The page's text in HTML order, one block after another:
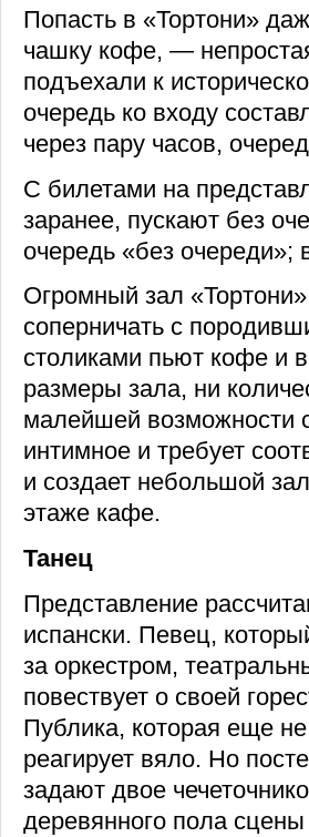
Попасть в «Тортони»
чашку кофе, —
подъехали к
очередь ко входу
через пару часов,
С билетами на
заранее, пускают без
очередь «без очереди»;
Огромный зал
соперничать с
столиками пьют кофе и
размеры зала, ни
малейшей возможности
интимное и требует
и создает небольшой
этаже кафе.
Танец
Представление
испански. Певец,
за оркестром,
повествует о своей
Публика, которая еще
реагирует вяло. Но
задают двое
деревянного пола